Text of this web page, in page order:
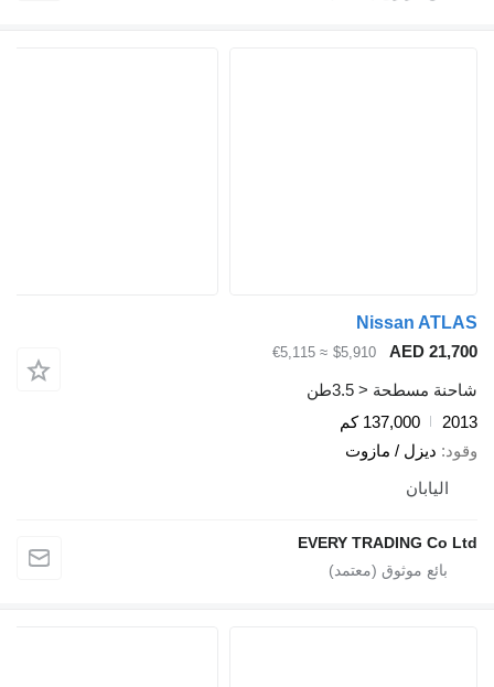
Nissan
AED
$5,910
≈ €5,115
مسطحة < 3.5طن
137,000 كم
ديزل / مازوت
اليابان
EVERY TRADING Co